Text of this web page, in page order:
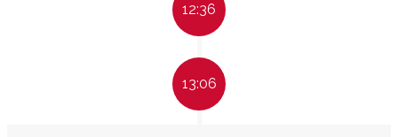
12:36
13:06